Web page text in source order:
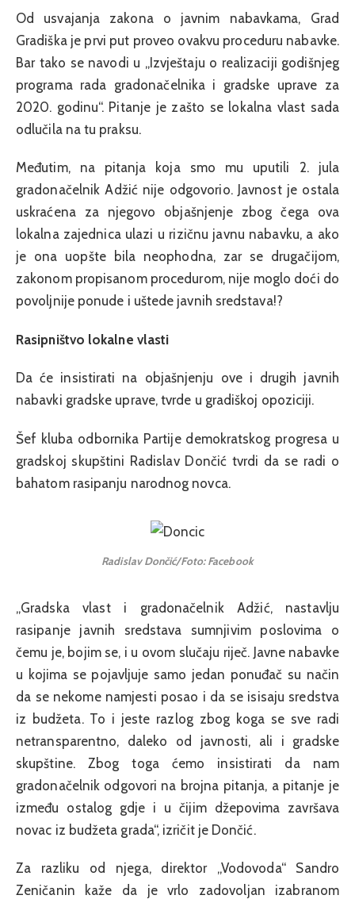
Od usvajanja zakona o javnim nabavkama, Grad
Gradiška je prvi put proveo ovakvu proceduru nabavke.
Bar tako se navodi u „Izvještaju o realizaciji godišnjeg
programa rada gradonačelnika i gradske uprave za
2020. godinu“. Pitanje je zašto se lokalna vlast sada
odlučila na tu praksu.
Međutim, na pitanja koja smo mu uputili 2. jula
gradonačelnik Adžić nije odgovorio. Javnost je ostala
uskraćena za njegovo objašnjenje zbog čega ova
lokalna zajednica ulazi u rizičnu javnu nabavku, a ako
je ona uopšte bila neophodna, zar se drugačijom,
zakonom propisanom procedurom, nije moglo doći do
povoljnije ponude i uštede javnih sredstava!?
Rasipništvo lokalne vlasti
Da će insistirati na objašnjenju ove i drugih javnih
nabavki gradske uprave, tvrde u gradiškoj opoziciji.
Šef kluba odbornika Partije demokratskog progresa u
gradskoj skupštini Radislav Dončić tvrdi da se radi o
bahatom rasipanju narodnog novca.
Radislav Dončić/Foto: Facebook
„Gradska vlast i gradonačelnik Adžić, nastavlju
rasipanje javnih sredstava sumnjivim poslovima o
čemu je, bojim se, i u ovom slučaju riječ. Javne nabavke
u kojima se pojavljuje samo jedan ponuđač su način
da se nekome namjesti posao i da se isisaju sredstva
iz budžeta. To i jeste razlog zbog koga se sve radi
netransparentno, daleko od javnosti, ali i gradske
skupštine. Zbog toga ćemo insistirati da nam
gradonačelnik odgovori na brojna pitanja, a pitanje je
između ostalog gdje i u čijim džepovima završava
novac iz budžeta grada“, izričit je Dončić.
Za razliku od njega, direktor „Vodovoda“ Sandro
Zeničanin kaže da je vrlo zadovoljan izabranom